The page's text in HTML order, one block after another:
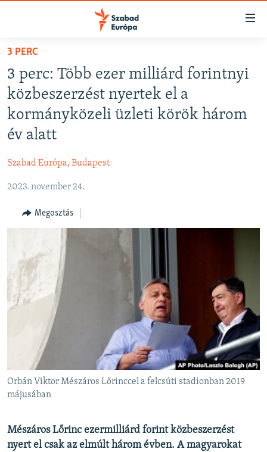
Akadálymentes
Ugrás
fő
oldalra
Ugrás
tartalomjegyzékre
keresésre
AKTUÁLIS
PODCASTOK
VIDEÓK
SZABADON
TÁRSADALOM
A PÉNZ NYOMÁBAN
EURÓPAI UNIÓ
VILÁG
KLÍMAVÁLTOZÁS
A MÚLT TANULSÁGAI
Valamennyi RFE/RL weboldal
3 PERC
3 perc: Több ezer milliárd forintnyi
közbeszerzést nyertek el a
kormányközeli üzleti körök három
év alatt
Szabad Európa, Budapest
2023. november 24.
Megosztás
Orbán Viktor Mészáros Lőrinccel a felcsúti stadionban 2019
májusában
Mészáros Lőrinc ezermilliárd forint közbeszerzést
nyert el csak az elmúlt három évben. A magyarokat